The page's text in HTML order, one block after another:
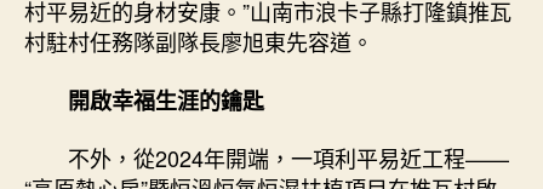
村平易近的身材安康。”山南市浪卡子縣打隆鎮推瓦
村駐村任務隊副隊長廖旭東先容道。
開啟幸福生涯的鑰匙
不外，從2024年開端，一項利平易近工程——